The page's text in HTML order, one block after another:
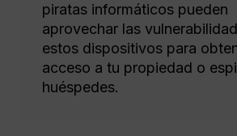
piratas informáticos pueden
aprovechar las
estos dispositivos para
acceso a tu propiedad o
huéspedes.